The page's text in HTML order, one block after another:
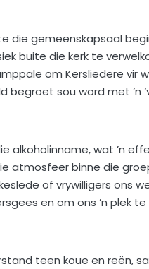
die gemeenskapsaal
buite die kerk te
om Kersliedere vir
sou word met ’n
alkoholinname, wat ’n
atmosfeer binne die
of vrywilligers ons
en om ons ’n plek
teen koue en reën,